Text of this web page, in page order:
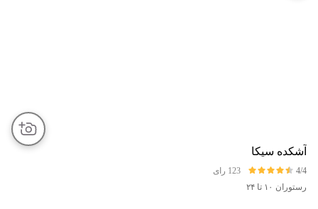
آشکده سیکا
4/4
123 رای
رستوران ۱۰ تا ۲۴